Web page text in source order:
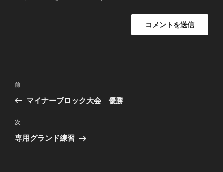
投
ビ
ゲ
過
去
投
稿
前
マイナーブロック大会 優勝
次
の
次
専用グランド練習